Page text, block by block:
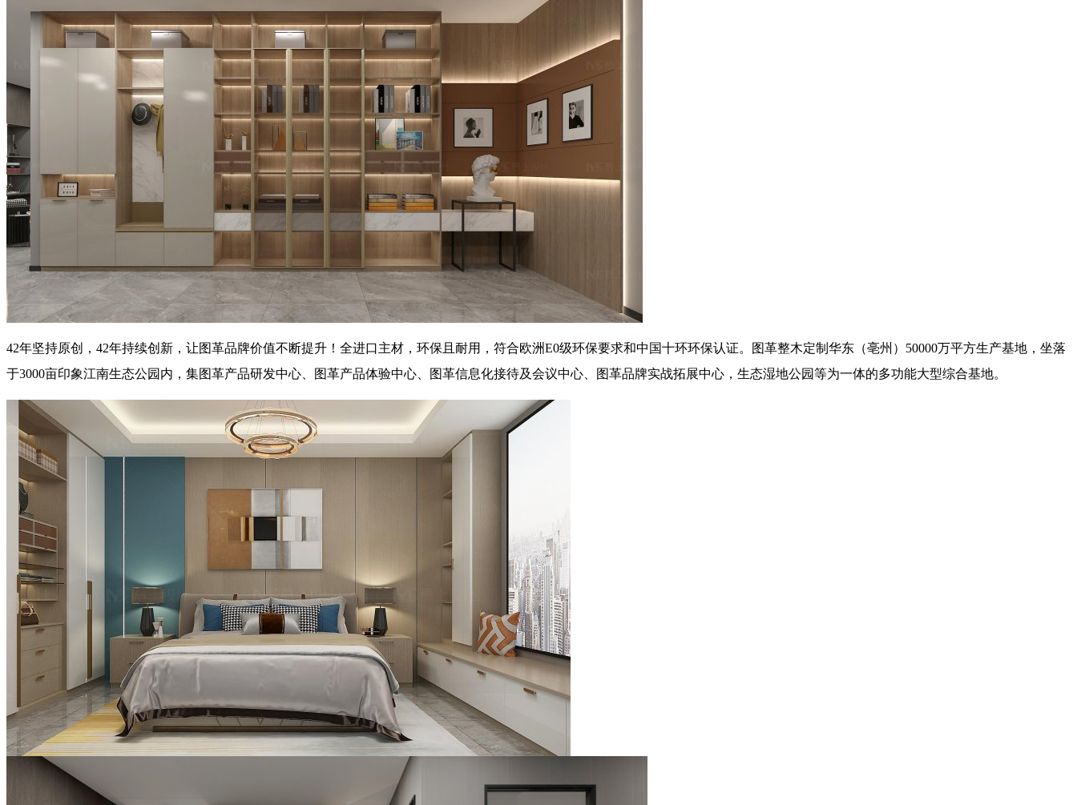
42年坚持原创，42年持续创新，让图革品牌价值不断提升！全进口主材，环保且耐用，符合欧洲E0级环保要求和中国十环环保认证。图革整木定制华东（亳州）50000万平方生产基地，坐落
于3000亩印象江南生态公园内，集图革产品研发中心、图革产品体验中心、图革信息化接待及会议中心、图革品牌实战拓展中心，生态湿地公园等为一体的多功能大型综合基地。